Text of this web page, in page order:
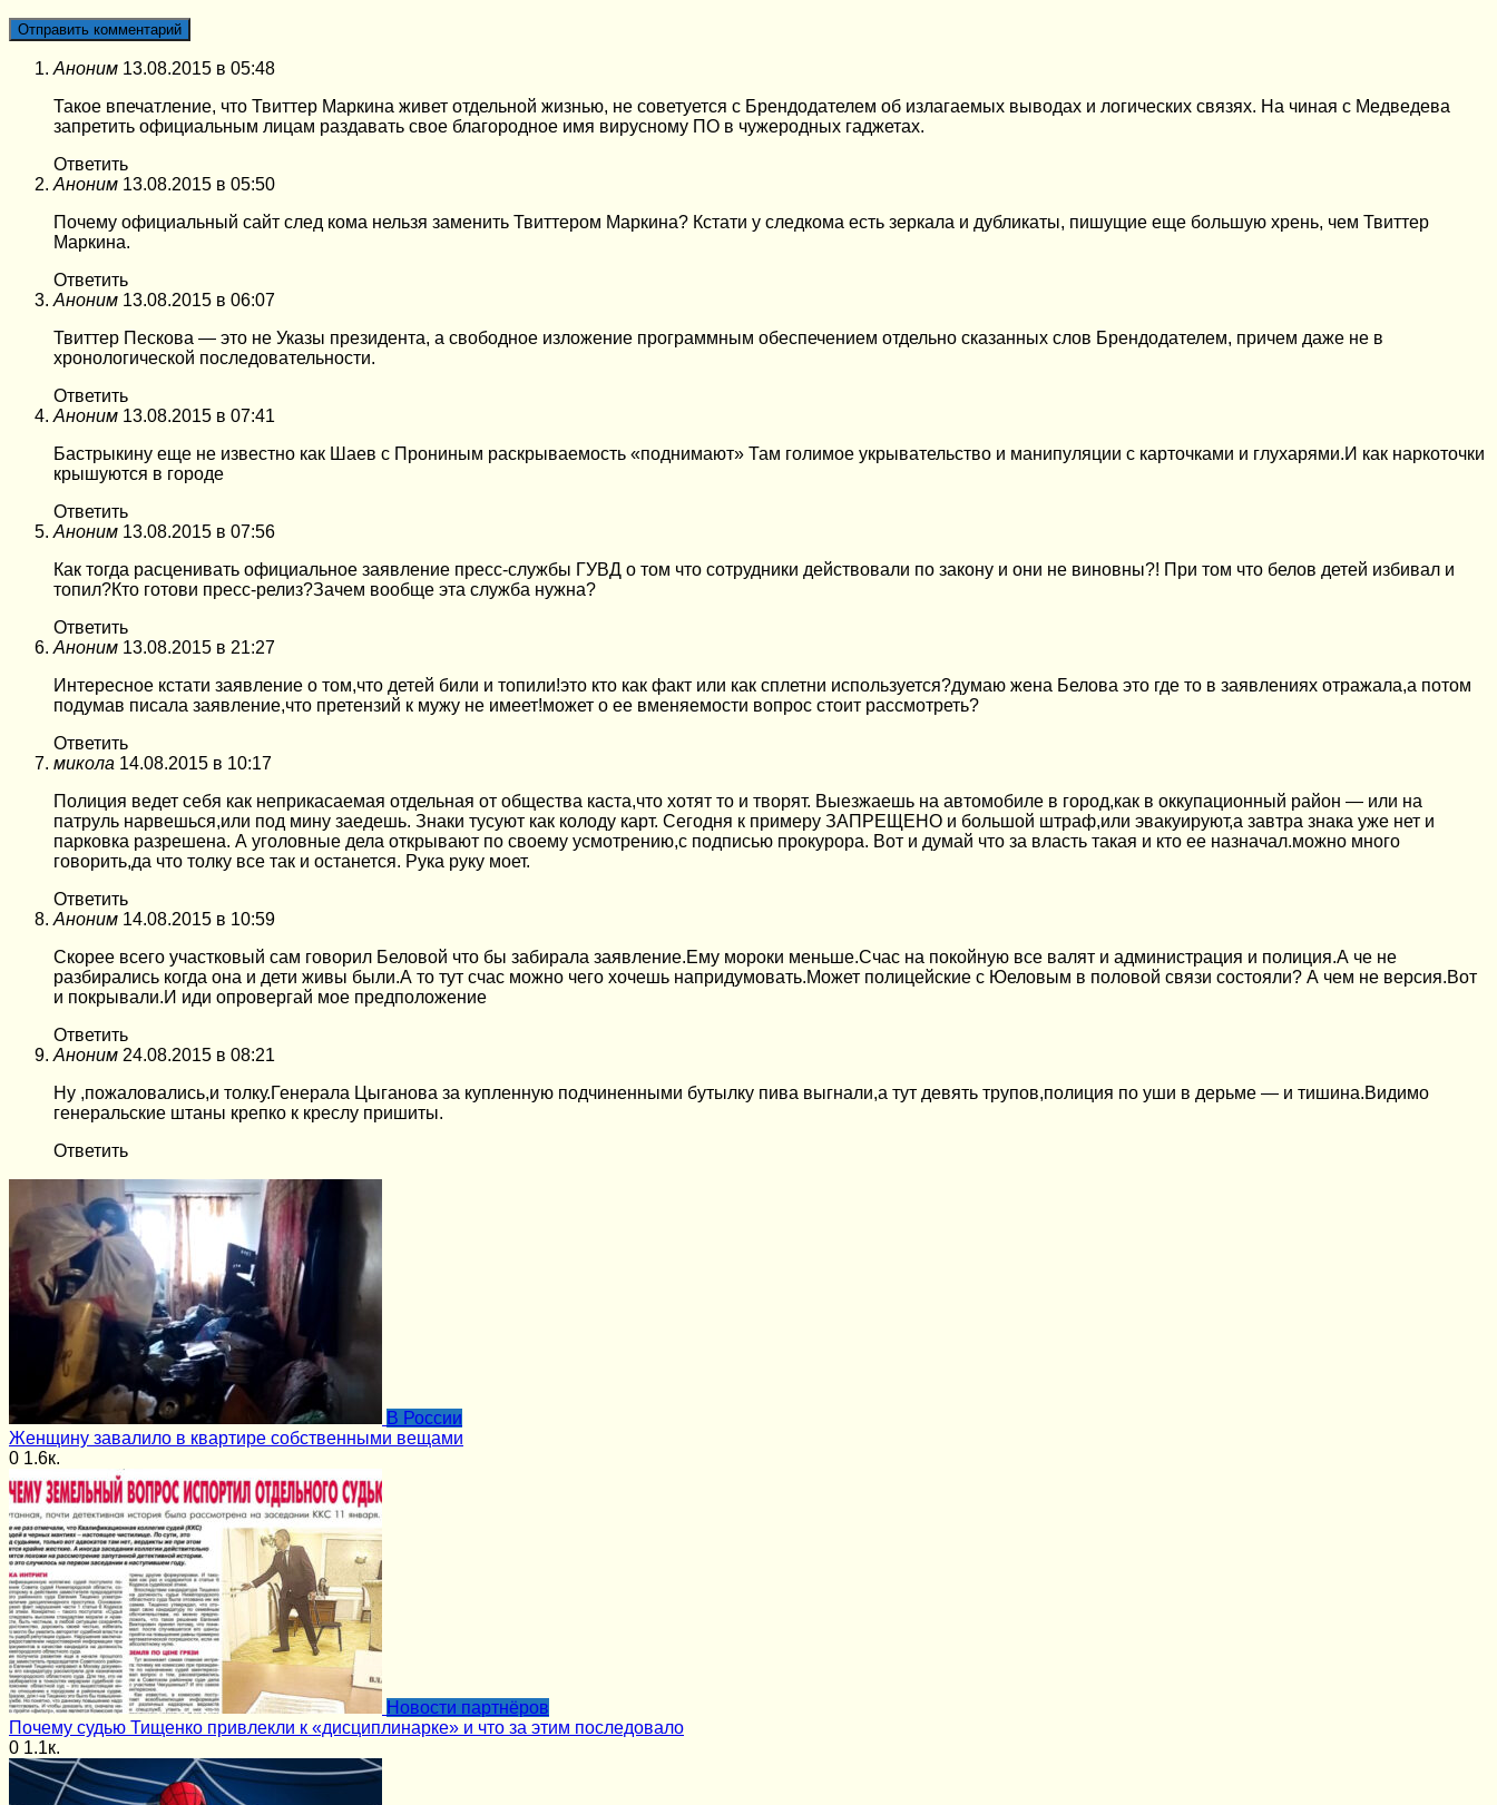
Аноним 13.08.2015 в 05:48
Такое впечатление, что Твиттер Маркина живет отдельной жизнью, не советуется с Брендодателем об излагаемых выводах и логических связях. На чиная с Медведева
запретить официальным лицам раздавать свое благородное имя вирусному ПО в чужеродных гаджетах.
Ответить
Аноним 13.08.2015 в 05:50
Почему официальный сайт след кома нельзя заменить Твиттером Маркина? Кстати у следкома есть зеркала и дубликаты, пишущие еще большую хрень, чем Твиттер
Маркина.
Ответить
Аноним 13.08.2015 в 06:07
Твиттер Пескова — это не Указы президента, а свободное изложение программным обеспечением отдельно сказанных слов Брендодателем, причем даже не в
хронологической последовательности.
Ответить
Аноним 13.08.2015 в 07:41
Бастрыкину еще не известно как Шаев с Прониным раскрываемость «поднимают» Там голимое укрывательство и манипуляции с карточками и глухарями.И как наркоточки
крышуются в городе
Ответить
Аноним 13.08.2015 в 07:56
Как тогда расценивать официальное заявление пресс-службы ГУВД о том что сотрудники действовали по закону и они не виновны?! При том что белов детей избивал и
топил?Кто готови пресс-релиз?Зачем вообще эта служба нужна?
Ответить
Аноним 13.08.2015 в 21:27
Интересное кстати заявление о том,что детей били и топили!это кто как факт или как сплетни используется?думаю жена Белова это где то в заявлениях отражала,а потом
подумав писала заявление,что претензий к мужу не имеет!может о ее вменяемости вопрос стоит рассмотреть?
Ответить
микола 14.08.2015 в 10:17
Полиция ведет себя как неприкасаемая отдельная от общества каста,что хотят то и творят. Выезжаешь на автомобиле в город,как в оккупационный район — или на
патруль нарвешься,или под мину заедешь. Знаки тусуют как колоду карт. Сегодня к примеру ЗАПРЕЩЕНО и большой штраф,или эвакуируют,а завтра знака уже нет и
парковка разрешена. А уголовные дела открывают по своему усмотрению,с подписью прокурора. Вот и думай что за власть такая и кто ее назначал.можно много
говорить,да что толку все так и останется. Рука руку моет.
Ответить
Аноним 14.08.2015 в 10:59
Скорее всего участковый сам говорил Беловой что бы забирала заявление.Ему мороки меньше.Счас на покойную все валят и администрация и полиция.А че не
разбирались когда она и дети живы были.А то тут счас можно чего хочешь напридумовать.Может полицейские с Юеловым в половой связи состояли? А чем не версия.Вот
и покрывали.И иди опровергай мое предположение
Ответить
Аноним 24.08.2015 в 08:21
Ну ,пожаловались,и толку.Генерала Цыганова за купленную подчиненными бутылку пива выгнали,а тут девять трупов,полиция по уши в дерьме — и тишина.Видимо
генеральские штаны крепко к креслу пришиты.
Ответить
В России
Женщину завалило в квартире собственными вещами
0 1.6к.
Новости партнёров
Почему судью Тищенко привлекли к «дисциплинарке» и что за этим последовало
0 1.1к.